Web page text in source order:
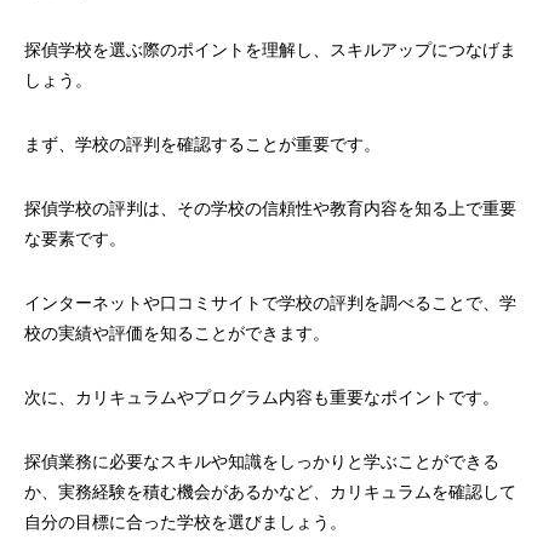
探偵学校を選ぶ際のポイントを理解し、スキルアップにつなげま
しょう。
まず、学校の評判を確認することが重要です。
探偵学校の評判は、その学校の信頼性や教育内容を知る上で重要
な要素です。
インターネットや口コミサイトで学校の評判を調べることで、学
校の実績や評価を知ることができます。
次に、カリキュラムやプログラム内容も重要なポイントです。
探偵業務に必要なスキルや知識をしっかりと学ぶことができる
か、実務経験を積む機会があるかなど、カリキュラムを確認して
自分の目標に合った学校を選びましょう。